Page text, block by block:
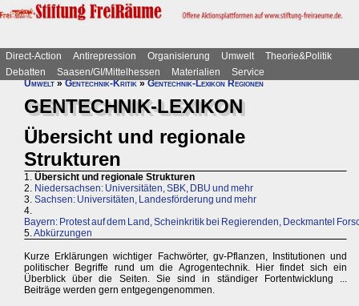
Direct-Action Antirepression Organisierung Umwelt
Theorie&Politik
Debatten
Saasen/GI/Mittelhessen Materialien
Service
Umwelt»Gentechnik-Kritik»Gentechnik-Lexikon Regionen
GENTECHNIK-LEXIKON
Übersicht und regionale
Strukturen
1. Übersicht und regionale Strukturen
2. Niedersachsen: Universitäten, SBK, DBU und mehr
3. Sachsen: Universitäten, Landesförderung und mehr
4.
Bayern: Protest auf dem Land, Scheinkritik bei Regierenden, Deckmantel
5.Abkürzungen
Kurze Erklärungen wichtiger Fachwörter, gv-Pflanzen, Institutionen und
politischer Begriffe rund um die Agrogentechnik. Hier findet sich ein
Überblick über die Seiten. Sie sind in ständiger Fortentwicklung ...
Beiträge werden gern entgegengenommen.